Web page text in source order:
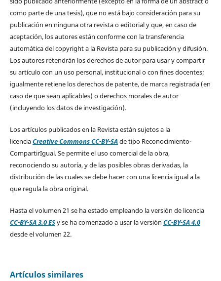
como parte de una tesis), que no está bajo consideración para su
publicación en ninguna otra revista o editorial y que, en caso de
aceptación, los autores están conforme con la transferencia
automática del copyright a la Revista para su publicación y difusión.
Los autores retendrán los derechos de autor para usar y compartir
su artículo con un uso personal, institucional o con fines docentes;
igualmente retiene los derechos de patente, de marca registrada (en
caso de que sean aplicables) o derechos morales de autor
(incluyendo los datos de investigación).
Los artículos publicados en la Revista están sujetos a la
licenciaCreative Commons CC-BY-SAde tipo Reconocimiento-
CompartirIgual. Se permite el uso comercial de la obra,
reconociendo su autoría, y de las posibles obras derivadas, la
distribución de las cuales se debe hacer con una licencia igual a la
que regula la obra original.
Hasta el volumen 21 se ha estado empleando la versión de licencia
CC-BY-SA 3.0 ESy se ha comenzado a usar la versión CC-BY-SA 4.0
desde el volumen 22.
Artículos similares